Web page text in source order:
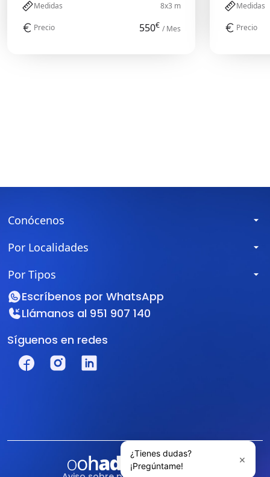
Medidas 8x3 m
Precio 550€ / Mes
Medidas
Precio
Conócenos
Por Localidades
Por Tipos
Escríbenos por WhatsApp
Llámanos al 951 907 140
Síguenos en redes